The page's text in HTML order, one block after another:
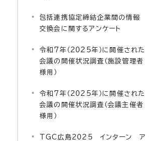
包括連携協定締結企業間の情報
交換会に関するアンケート
令和7年（2025年）に開催された
会議の開催状況調査（施設管理者
様用）
令和7年（2025年）に開催された
会議の開催状況調査（会議主催者
様用）
TGC広島2025 インターン ア